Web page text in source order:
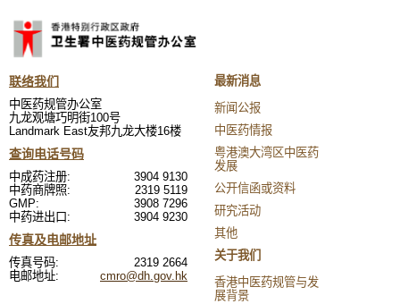
联络我们
中医药规管办公室
九龙观塘巧明街100号
Landmark East友邦九龙大楼16楼
查询电话号码
中成药注册:
3904 9130
中药商牌照:
2319 5119
GMP:
3908 7296
中药进出口:
3904 9230
传真及电邮地址
传真号码:
2319 2664
电邮地址:
cmro@dh.gov.hk
最新消息
新闻公报
中医药情报
粤港澳大湾区中医药
发展
公开信函或资料
研究活动
其他
关于我们
香港中医药规管与发
展背景